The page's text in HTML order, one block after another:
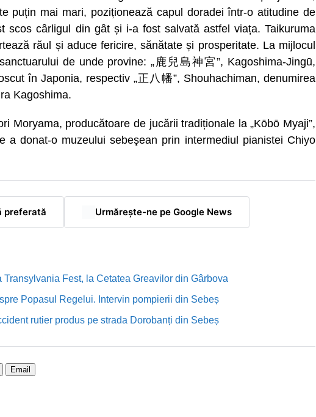
puțin mai mari, poziționează capul doradei într-o atitudine de
scos cârligul din gât și i-a fost salvată astfel viața. Taikuruma
răul și aduce fericire, sănătate și prosperitate. La mijlocul
de unde provine: „ 鹿兒島神宮”, Kagoshima-Jingū,
în Japonia, respectiv „正八幡”, Shouhachiman, denumirea
Kagoshima.
Moryama, producătoare de jucării tradiționale la „Kōbō Myaji”,
a donat-o muzeului sebeşean prin intermediul pianistei Chiyo
preferată Urmărește-ne pe Google News
Fest, la Cetatea Greavilor din Gârbova
Popasul Regelui. Intervin pompierii din Sebeș
rutier produs pe strada Dorobanți din Sebeș
Email